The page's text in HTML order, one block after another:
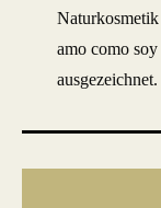
amo como
ausgezeichnet.